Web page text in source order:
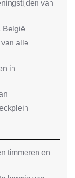
van
België
alle
in
timmeren en